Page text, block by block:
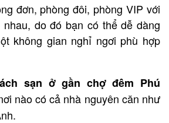
đơn, phòng đôi, phòng VIP với
do đó bạn có thể dễ dàng
không gian nghỉ ngơi phù hợp
sạn ở gần chợ đêm Phú
nào có cả nhà nguyên căn như